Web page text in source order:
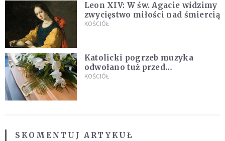
Leon XIV: W św. Agacie widzimy
zwycięstwo miłości nad śmiercią
KOŚCIÓŁ
Katolicki pogrzeb muzyka
odwołano tuż przed
uroczystością. Powodem była
KOŚCIÓŁ
SKOMENTUJ ARTYKUŁ